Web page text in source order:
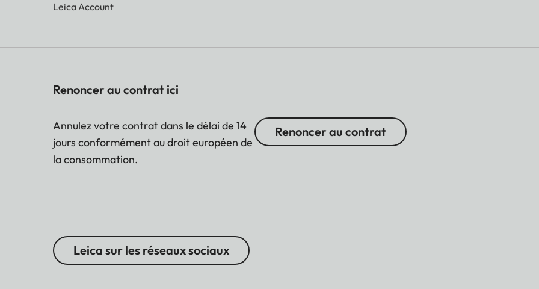
Leica Account
Renoncer au contrat ici
Annulez votre contrat dans le délai de 14
jours conformément au droit européen de
la consommation.
Renoncer au contrat
Leica sur les réseaux sociaux